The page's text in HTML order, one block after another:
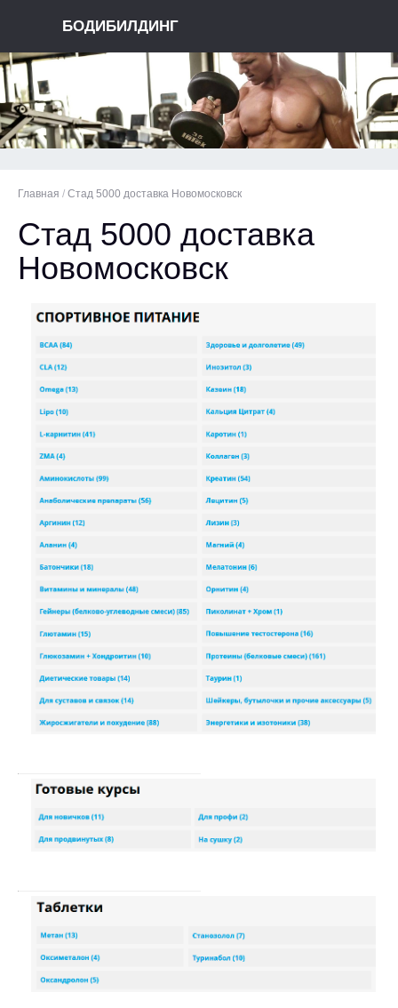
БОДИБИЛДИНГ
Главная / Стад 5000 доставка Новомосковск
Стад 5000 доставка
Новомосковск